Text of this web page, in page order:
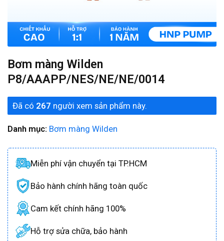
Bơm màng Wilden
P8/AAAPP/NES/NE/NE/0014
Đã có 267 người xem sản phẩm này.
Danh mục: Bơm màng Wilden
Miễn phí vận chuyển tại TP.HCM
Bảo hành chính hãng toàn quốc
Cam kết chính hãng 100%
Hỗ trợ sửa chữa, bảo hành